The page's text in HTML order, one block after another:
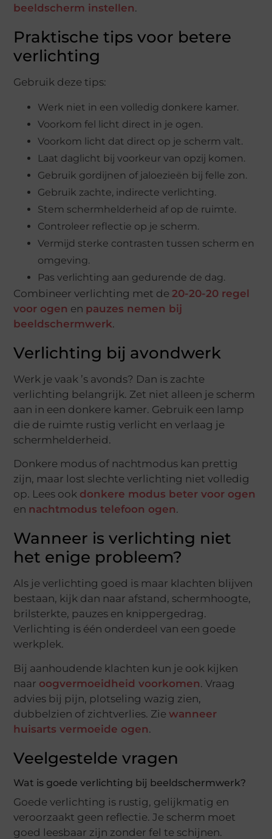
beeldscherm instellen.
Praktische tips voor betere
verlichting
Gebruik deze tips:
Werk niet in een volledig donkere kamer.
Voorkom fel licht direct in je ogen.
Voorkom licht dat direct op je scherm valt.
Laat daglicht bij voorkeur van opzij komen.
Gebruik gordijnen of jaloezieën bij felle zon.
Gebruik zachte, indirecte verlichting.
Stem schermhelderheid af op de ruimte.
Controleer reflectie op je scherm.
Vermijd sterke contrasten tussen scherm en
omgeving.
Pas verlichting aan gedurende de dag.
Combineer verlichting met de 20-20-20 regel
voor ogen en pauzes nemen bij
beeldschermwerk.
Verlichting bij avondwerk
Werk je vaak ’s avonds? Dan is zachte
verlichting belangrijk. Zet niet alleen je scherm
aan in een donkere kamer. Gebruik een lamp
die de ruimte rustig verlicht en verlaag je
schermhelderheid.
Donkere modus of nachtmodus kan prettig
zijn, maar lost slechte verlichting niet volledig
op. Lees ook donkere modus beter voor ogen
en nachtmodus telefoon ogen.
Wanneer is verlichting niet
het enige probleem?
Als je verlichting goed is maar klachten blijven
bestaan, kijk dan naar afstand, schermhoogte,
brilsterkte, pauzes en knippergedrag.
Verlichting is één onderdeel van een goede
werkplek.
Bij aanhoudende klachten kun je ook kijken
naar oogvermoeidheid voorkomen. Vraag
advies bij pijn, plotseling wazig zien,
dubbelzien of zichtverlies. Ziewanneer
huisarts vermoeide ogen.
Veelgestelde vragen
Wat is goede verlichting bij beeldschermwerk?
Goede verlichting is rustig, gelijkmatig en
veroorzaakt geen reflectie. Je scherm moet
goed leesbaar zijn zonder fel te schijnen.